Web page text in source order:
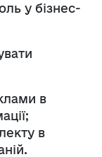
у бізнес-
в
в